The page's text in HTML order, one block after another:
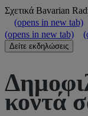
Σχετικά Bavarian
(opens in new tab)
(opens in new tab)
Δείτε εκδηλώσεις
κοντά